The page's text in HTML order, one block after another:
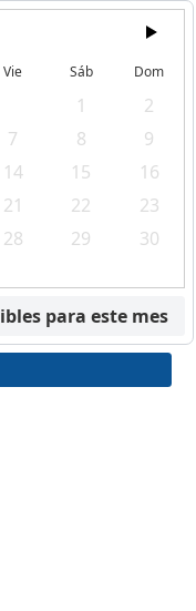
Vie Sáb Dom
1
2
7 8
9
14 15
16
21 22
23
28 29
30
para este mes